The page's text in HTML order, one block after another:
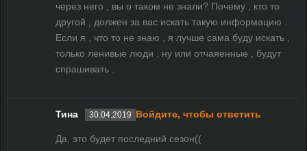
через него , вы о таком не знали? Почему , кто то
другой , должен за вас искать такую информацию .
Если я , что то не знаю , я лучше сама буду искать ,
только ленивые люди , ну или отчаяенные , будут
спрашивать .
Тина 30.04.2019 Войдите, чтобы ответить
Да, это будет последний сезон((